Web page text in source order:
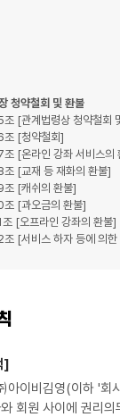
청약철회 및 환불
[관계법령상 청약철회
조 [청약철회]
[온라인 강좌 서비스의
[교재 등 재화의 환불]
[캐쉬의 환불]
[과오금의 환불]
[오프라인 강좌의 환불]
[서비스 하자 등에 의한
]
아이비김영(이하 '
회원 사이에 권리